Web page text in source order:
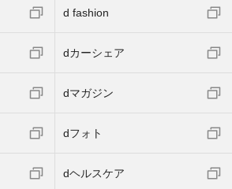
d fashion
dカーシェア
dマガジン
dフォト
dヘルスケア